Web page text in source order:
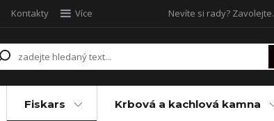
Kontakty Více Nevíte si rady? Zavolejte.
Fiskars Krbová a kachlová kamna